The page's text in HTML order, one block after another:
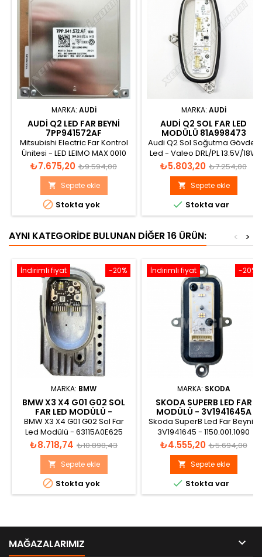
MARKA: AUDI
AUDI Q2 LED FAR BEYNI
7PP941572AF
Mitsubishi Electric Far Kontrol
Ünitesi - LED LEIMO MAX 0010
H13 MADE IN JAPAN -
7PP.941.572.AF Katalog
görünümü
Fiyat
₺7.675,20 Normal
fiyat
₺9.594,00
 Sepete ekle
 Stokta yok
MARKA: AUDI
AUDI Q2 SOL FAR LED
MODÜLÜ 81A998473
Audi Q2 Sol Soğutma Gövdeli
Led - Valeo DRL/PL 13.5V/18W
TI 13.5V/3W - 81A 998 473
Katalog görünümü
Fiyat
₺5.803,20 Normal
fiyat
₺7.254,00
 Sepete ekle
 Stokta var
AYNI KATEGORIDE BULUNAN DIĞER 16 ÜRÜN: >
<
-20%
İndirimli fiyat
MARKA: BMW
BMW X3 X4 G01 G02 SOL
FAR LED MODÜLÜ -
63115A0E625
BMW X3 X4 G01 G02 Sol Far
Led Modülü - 63115A0E625
Fiyat
₺8.718,74 Normal
fiyat
₺10.898,43
 Sepete ekle
 Stokta yok
-20%
İndirimli fiyat
MARKA: SKODA
SKODA SUPERB LED FAR
MODÜLÜ - 3V1941645A
Skoda SuperB Led Far Beyni -
3V1941645 - 1150.001.1090
Fiyat
₺4.555,20 Normal
fiyat
₺5.694,00
 Sepete ekle
 Stokta var
MAĞAZALARIMIZ 